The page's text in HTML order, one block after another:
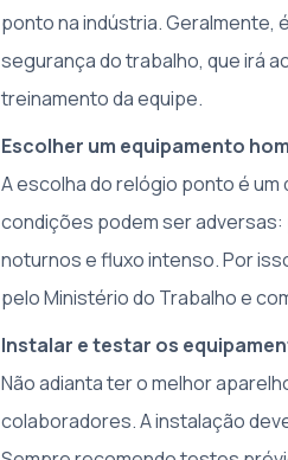
ponto na indústria. Geralmente,
segurança do trabalho, que irá
treinamento da equipe.
Escolher um equipamento
A escolha do relógio ponto é um
condições podem ser
noturnos e fluxo intenso. Por
pelo Ministério do Trabalho e
Instalar e testar os
Não adianta ter o melhor
colaboradores. A instalação